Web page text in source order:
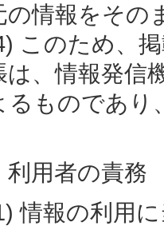
の情報をその
このため、掲
は、情報発信
るものであり
用者の責務
情報の利用に